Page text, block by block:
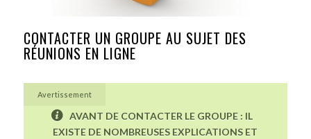
CONTACTER UN GROUPE AU SUJET DES
RÉUNIONS EN LIGNE
Avertissement
AVANT DE CONTACTER LE GROUPE : IL
EXISTE DE NOMBREUSES EXPLICATIONS ET